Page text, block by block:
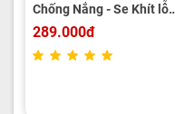
Chống Nắng - Se Khít lỗ
Chân Lông OLY HT 25ml
289.000đ